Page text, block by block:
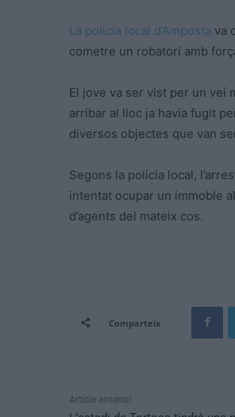
La policia local d’Amposta va
cometre un robatori amb
El jove va ser vist per un veí
arribar al lloc ja havia fugit
diversos objectes que van
Segons la policia local,
intentat ocupar un immoble
d’agents del mateix cos.
Comparteix
Article anterior